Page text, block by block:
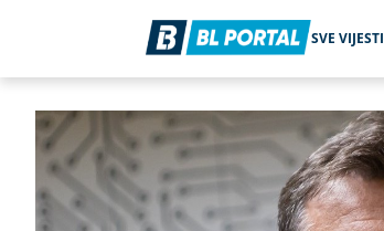
SVE VIJESTI